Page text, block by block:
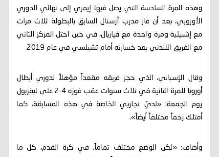
وهذه المرة السادسة التي يصل فيها إيمري إلى نهائي الدوري
الأوروبي، بعد أن فاز مدرب آرسنال السابق بالبطولة ثلاث مرات
مع إشبيلية ومرة واحدة مع فياريال، في حين احتل المركز الثاني
مع الفريق اللندني بعد خسارته أمام تشيلسي في عام 2019.
وقال الإسباني، الذي حجز فريقه مقعداً مؤهلاً لدوري أبطال
أوروبا للمرة الثانية في ثلاث سنوات عقب فوزه 4-2 على ليفربول
يوم الجمعة: «لديّ تجاربي الخاصة في هذه المسابقة، كما
أمتلك زخماً مختلفاً أيضاً».
وأضاف: «لكن الوضع مختلف تماماً. في كرة القدم، كل ما